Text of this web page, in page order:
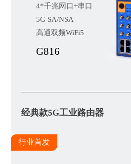
4*千兆网口+串口
5G SA/NSA
高通双频WiFi5
G816
经典款5G工业路由器
行业首发